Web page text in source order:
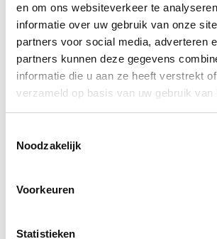
en om ons websiteverkeer te
informatie over uw gebruik van onze
partners voor social media, adverteren
partners kunnen deze gegevens
informatie die u aan ze heeft verstrekt
verzameld op basis van uw gebruik van
Noodzakelijk
Voorkeuren
Statistieken
Toevoegen
winkelwagen